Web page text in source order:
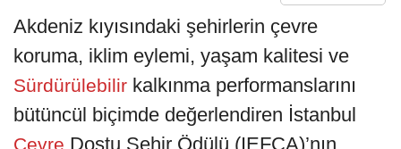
Akdeniz kıyısındaki şehirlerin çevre
koruma, iklim eylemi, yaşam kalitesi ve
Sürdürülebilir kalkınma performanslarını
bütüncül biçimde değerlendiren İstanbul
Çevre Dostu Şehir Ödülü (IEFCA)’nın